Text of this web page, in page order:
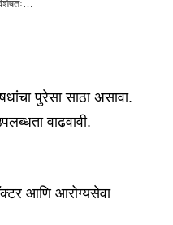
पुरेसा साठा असावा.
वाढवावी.
आणि आरोग्यसेवा